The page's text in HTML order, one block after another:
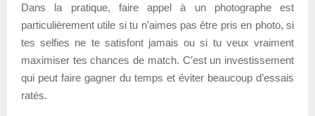
Dans la pratique, faire appel à un photographe est
particulièrement utile si tu n’aimes pas être pris en photo, si
tes selfies ne te satisfont jamais ou si tu veux vraiment
maximiser tes chances de match. C’est un investissement
qui peut faire gagner du temps et éviter beaucoup d’essais
ratés.